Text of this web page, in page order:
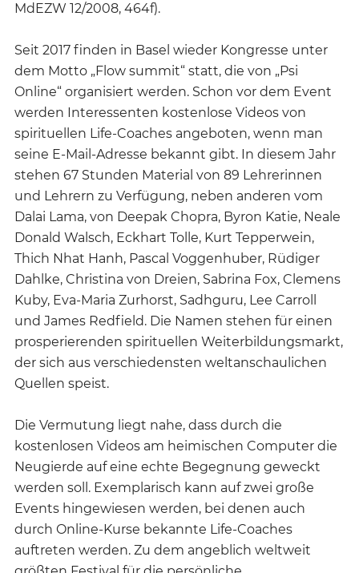
MdEZW 12/2008, 464f).
Seit 2017 finden in Basel wieder Kongresse unter
dem Motto „Flow summit“ statt, die von „Psi
Online“ organisiert werden. Schon vor dem Event
werden Interessenten kostenlose Videos von
spirituellen Life-Coaches angeboten, wenn man
seine E-Mail-Adresse bekannt gibt. In diesem Jahr
stehen 67 Stunden Material von 89 Lehrerinnen
und Lehrern zu Verfügung, neben anderen vom
Dalai Lama, von Deepak Chopra, Byron Katie, Neale
Donald Walsch, Eckhart Tolle, Kurt Tepperwein,
Thich Nhat Hanh, Pascal Voggenhuber, Rüdiger
Dahlke, Christina von Dreien, Sabrina Fox, Clemens
Kuby, Eva-Maria Zurhorst, Sadhguru, Lee Carroll
und James Redfield. Die Namen stehen für einen
prosperierenden spirituellen Weiterbildungsmarkt,
der sich aus verschiedensten weltanschaulichen
Quellen speist.
Die Vermutung liegt nahe, dass durch die
kostenlosen Videos am heimischen Computer die
Neugierde auf eine echte Begegnung geweckt
werden soll. Exemplarisch kann auf zwei große
Events hingewiesen werden, bei denen auch
durch Online-Kurse bekannte Life-Coaches
auftreten werden. Zu dem angeblich weltweit